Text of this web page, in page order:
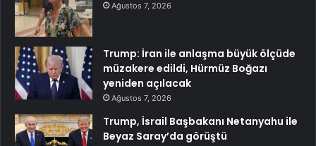
Ağustos 7, 2026
Trump: İran ile anlaşma büyük ölçüde
müzakere edildi, Hürmüz Boğazı
yeniden açılacak
Ağustos 7, 2026
Trump, İsrail Başbakanı Netanyahu ile
Beyaz Saray’da görüştü